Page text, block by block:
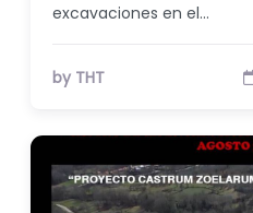
excavaciones en el…
by THT